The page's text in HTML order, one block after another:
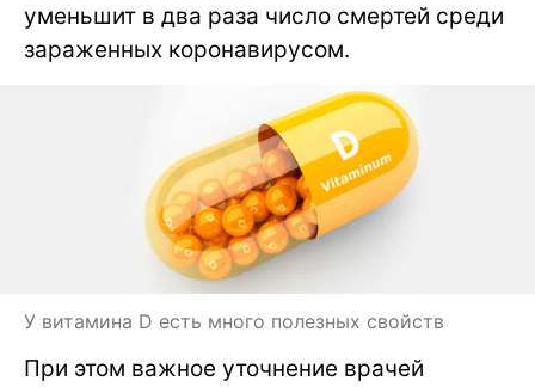
уменьшит в два раза число смертей среди
зараженных коронавирусом.
У витамина D есть много полезных свойств
При этом важное уточнение врачей